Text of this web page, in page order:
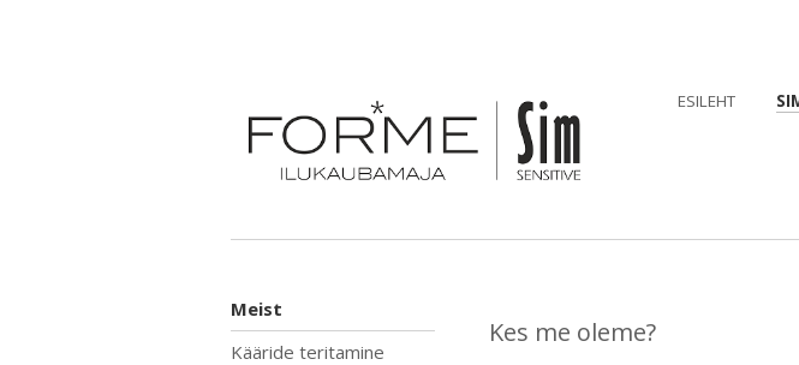
ESILEHT
Meist
Kääride teritamine
Kes me oleme?